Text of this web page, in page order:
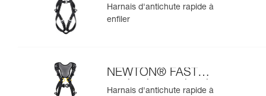
Harnais d'antichute rapide à
enfiler
NEWTON® FAST
version internationale
Harnais d'antichute rapide à